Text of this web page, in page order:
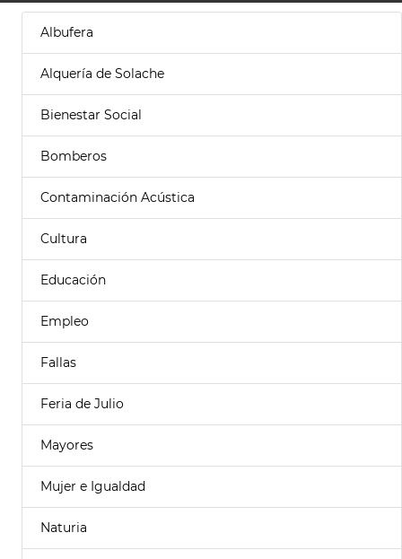
Albufera
Alquería de Solache
Bienestar Social
Bomberos
Contaminación Acústica
Cultura
Educación
Empleo
Fallas
Feria de Julio
Mayores
Mujer e Igualdad
Naturia